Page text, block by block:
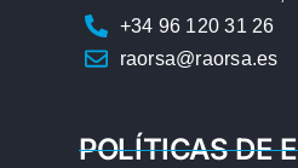
+34 96 120 31 26
raorsa@raorsa.es
POLÍTICAS DE